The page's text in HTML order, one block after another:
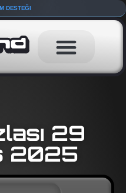
DESTEĞI
29
2025